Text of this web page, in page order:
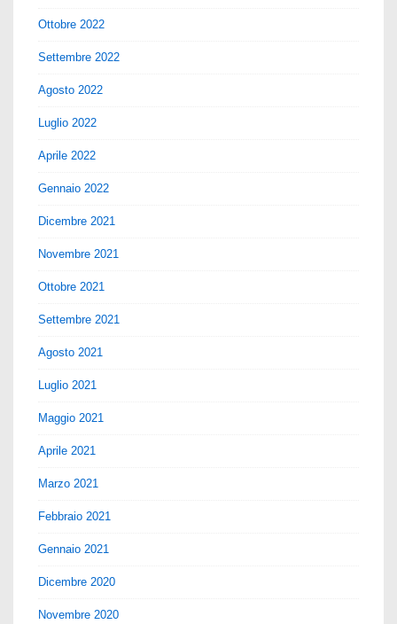
Ottobre 2022
Settembre 2022
Agosto 2022
Luglio 2022
Aprile 2022
Gennaio 2022
Dicembre 2021
Novembre 2021
Ottobre 2021
Settembre 2021
Agosto 2021
Luglio 2021
Maggio 2021
Aprile 2021
Marzo 2021
Febbraio 2021
Gennaio 2021
Dicembre 2020
Novembre 2020